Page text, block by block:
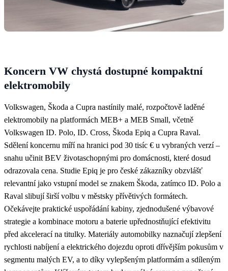
Koncern VW chystá dostupné kompaktní
elektromobily
Volkswagen, Škoda a Cupra nastínily malé, rozpočtově laděné
elektromobily na platformách MEB+ a MEB Small, včetně
Volkswagen ID. Polo, ID. Cross, Škoda Epiq a Cupra Raval.
Sdělení koncernu míří na hranici pod 30 tisíc € u vybraných verzí –
snahu učinit BEV životaschopnými pro domácnosti, které dosud
odrazovala cena. Studie Epiq je pro české zákazníky obzvlášť
relevantní jako vstupní model se znakem Škoda, zatímco ID. Polo a
Raval slibují širší volbu v městsky přívětivých formátech.
Očekávejte praktické uspořádání kabiny, zjednodušené výbavové
strategie a kombinace motoru a baterie upřednostňující efektivitu
před akcelerací na titulky. Materiály automobilky naznačují zlepšení
rychlosti nabíjení a elektrického dojezdu oproti dřívějším pokusům v
segmentu malých EV, a to díky vylepšeným platformám a sdíleným